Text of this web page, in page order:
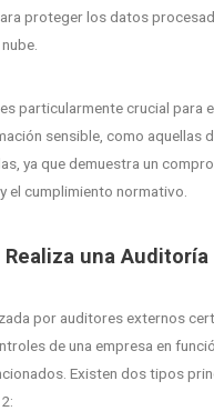
proteger los datos
particularmente crucial para
sensible, como aquellas
ya que demuestra un
el cumplimiento normativo.
Realiza una Auditoría
por auditores externos
de una empresa en
Existen dos tipos